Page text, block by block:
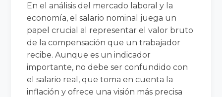
En el análisis del mercado laboral y la
economía, el salario nominal juega un
papel crucial al representar el valor bruto
de la compensación que un trabajador
recibe. Aunque es un indicador
importante, no debe ser confundido con
el salario real, que toma en cuenta la
inflación y ofrece una visión más precisa